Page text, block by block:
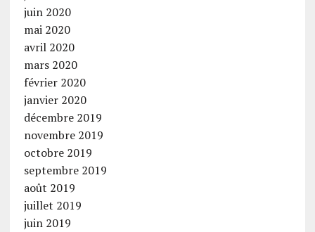
juin 2020
mai 2020
avril 2020
mars 2020
février 2020
janvier 2020
décembre 2019
novembre 2019
octobre 2019
septembre 2019
août 2019
juillet 2019
juin 2019